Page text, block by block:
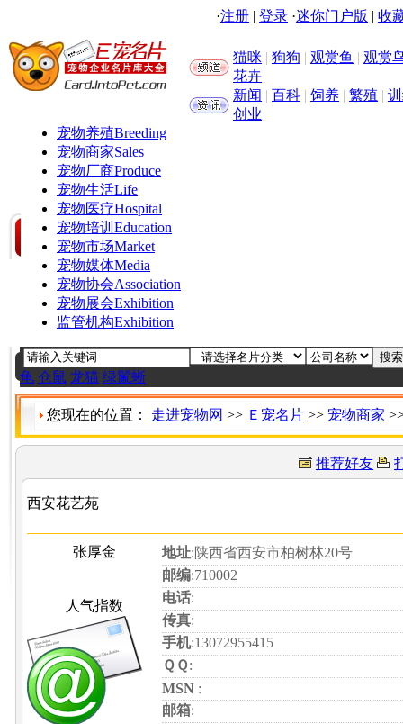
·注册 | 登录 ·迷你门户版 | 收
猫咪 | 狗狗 | 观赏鱼 | 观赏
花卉
新闻 | 百科 | 饲养 | 繁殖 |
创业
宠物养殖Breeding
宠物商家Sales
宠物厂商Produce
宠物生活Life
宠物医疗Hospital
宠物培训 Education
宠物市场Market
宠物媒体Media
宠物协会Association
宠物展会Exhibition
监管机构Exhibition
龟 仓鼠 龙猫 绿鬣蜥
您现在的位置： 走进宠物网 >> Ｅ宠名片 >> 宠物商家
推荐好友
西安花艺苑
张厚金
人气指数
地址:陕西省西安市柏树林20号
邮编:710002
电话:
传真:
手机:13072955415
ＱＱ:
MSN :
邮箱: